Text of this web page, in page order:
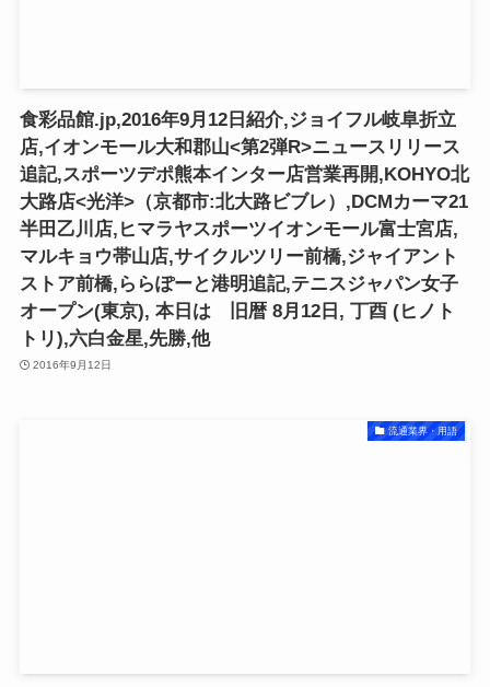
食彩品館.jp,2016年9月12日紹介,ジョイフル岐阜折立
店,イオンモール大和郡山<第2弾R>ニュースリリース
追記,スポーツデポ熊本インター店営業再開,KOHYO北
大路店<光洋>（京都市:北大路ビブレ）,DCMカーマ21
半田乙川店,ヒマラヤスポーツイオンモール富士宮店,
マルキョウ帯山店,サイクルツリー前橋,ジャイアント
ストア前橋,ららぽーと港明追記,テニスジャパン女子
オープン(東京), 本日は 旧暦 8月12日, 丁酉 (ヒノト
トリ),六白金星,先勝,他
2016年9月12日
流通業界・用語